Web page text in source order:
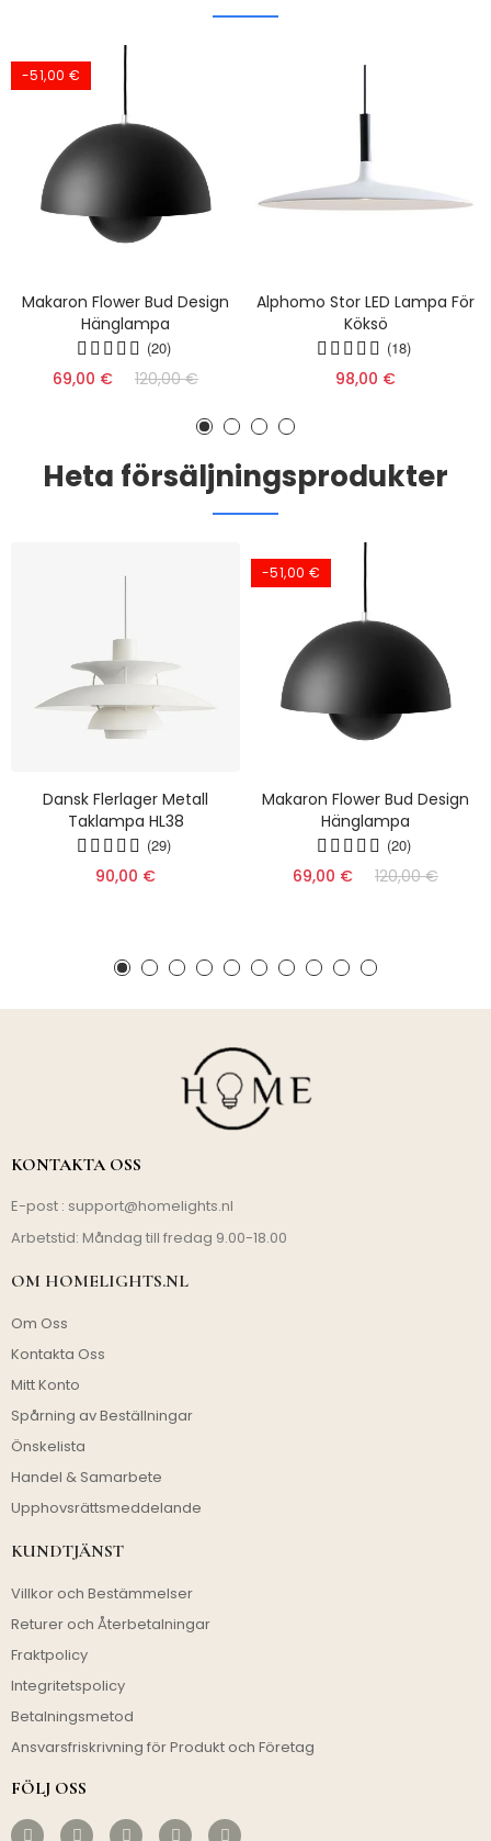
-51,00 €
Makaron Flower Bud Design
Hänglampa
(20)
69,00 € 120,00 €
Alphomo Stor LED Lampa För
Köksö
(18)
98,00 €
Heta försäljningsprodukter
Dansk Flerlager Metall
Taklampa HL38
(29)
90,00 €
-51,00 €
Makaron Flower Bud Design
Hänglampa
(20)
69,00 € 120,00 €
KONTAKTA OSS
E-post : support@homelights.nl
Arbetstid: Måndag till fredag 9.00-18.00
OM HOMELIGHTS.NL
Om Oss
Kontakta Oss
Mitt Konto
Spårning av Beställningar
Önskelista
Handel & Samarbete
Upphovsrättsmeddelande
KUNDTJÄNST
Villkor och Bestämmelser
Returer och Återbetalningar
Fraktpolicy
Integritetspolicy
Betalningsmetod
Ansvarsfriskrivning för Produkt och Företag
FÖLJ OSS